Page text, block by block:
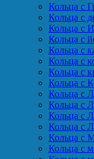
Кольца с
Кольца с
Кольца с
Кольца с
Кольца с
Кольца с
Кольца с
Кольца с
Кольца с
Кольца с
Кольца с
Кольца с
Кольца с
Кольца с